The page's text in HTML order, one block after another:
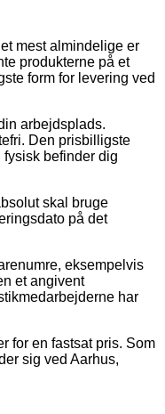
mest almindelige er
produkterne på et
form for levering ved
arbejdsplads.
Den prisbilligste
befinder dig
skal bruge
på det
eksempelvis
et angivent
har
for en fastsat pris. Som
sig ved Aarhus,